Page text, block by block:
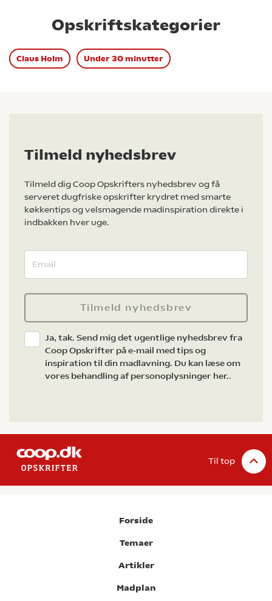
Opskriftskategorier
Claus Holm Under 30 minutter
Tilmeld nyhedsbrev
Tilmeld dig Coop Opskrifters nyhedsbrev og få
serveret dugfriske opskrifter krydret med smarte
køkkentips og velsmagende madinspiration direkte i
indbakken hver uge.
Tilmeld nyhedsbrev
Ja, tak. Send mig det ugentlige nyhedsbrev fra
Coop Opskrifter på e-mail med tips og
inspiration til din madlavning. Du kan læse om
vores behandling af personoplysninger her..
Til top
Forside
Temaer
Artikler
Madplan